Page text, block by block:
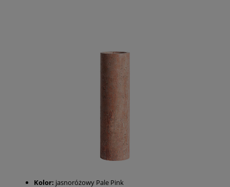
Kolor: jasnoróżowy Pale Pink